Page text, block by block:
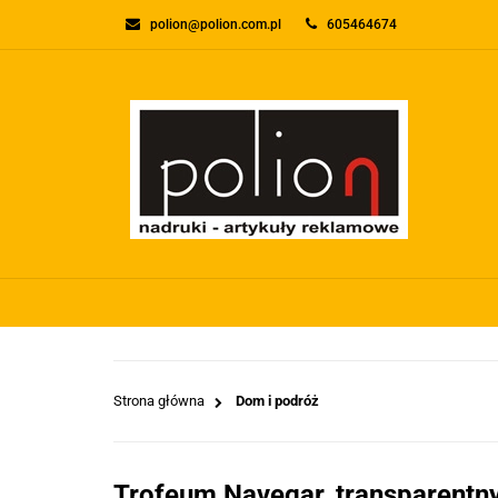
polion@polion.com.pl 605464674
O FIRMIE
Strona główna Dom i podróż